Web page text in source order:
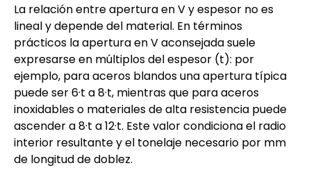
La relación entre apertura en V y espesor no es
lineal y depende del material. En términos
prácticos la apertura en V aconsejada suele
expresarse en múltiplos del espesor (t): por
ejemplo, para aceros blandos una apertura típica
puede ser 6·t a 8·t, mientras que para aceros
inoxidables o materiales de alta resistencia puede
ascender a 8·t a 12·t. Este valor condiciona el radio
interior resultante y el tonelaje necesario por mm
de longitud de doblez.